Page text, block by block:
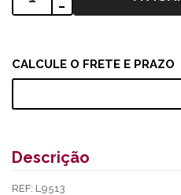
-
Descrição
REF: L9513